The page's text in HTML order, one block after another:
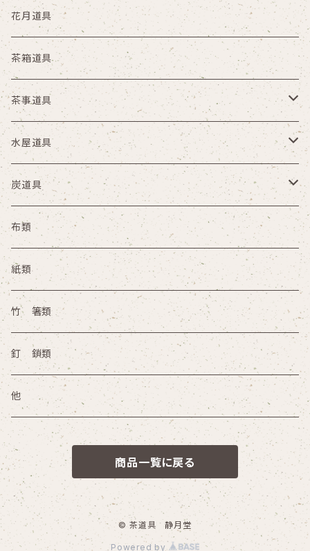
陶器
塗物 その他
花月道具
茶箱道具
茶事道具
懐石具
夜咄
円座 手桶 路地草履
火鉢 手あぶり その他
水屋道具
茶掃箱 茶漏斗 茶漉
水屋壺 茶巾盥
炭道具
炭取
灰器
布類
紙類
竹 箸類
釘 鎖類
他
商品一覧に戻る
© 茶道具 静月堂
Powered by